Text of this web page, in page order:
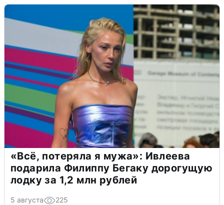
«Всё, потеряла я мужа»: Ивлеева
подарила Филиппу Бегаку дорогущую
лодку за 1,2 млн рублей
5 августа 225